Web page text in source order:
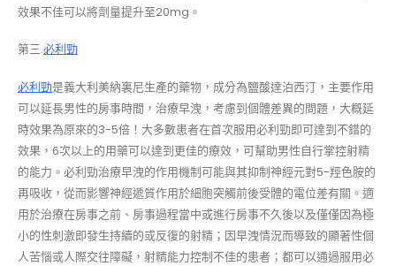
效果不佳可以將劑量提升至20mg。
第三.必利勁
必利勁是義大利美納裏尼生產的藥物，成分為鹽酸達泊西汀，主要作用
可以延長男性的房事時間，治療早洩，考慮到個體差異的問題，大概延
時效果為原來的3-5倍！大多數患者在首次服用必利勁即可達到不錯的
效果，6次以上的用藥可以達到更佳的療效，可幫助男性自行掌控射精
的能力。必利勁治療早洩的作用機制可能與其抑制神經元對5-羥色胺的
再吸收，從而影響神經遞質作用於細胞突觸前後受體的電位差有關。適
用於治療在房事之前、房事過程當中或進行房事不久後以及僅僅因為極
小的性刺激即發生持續的或反復的射精；因早洩情況而導致的顯著性個
人苦惱或人際交往障礙，射精能力控制不佳的患者；都可以通過服用必